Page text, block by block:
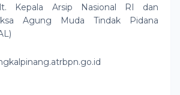
Kepala Arsip Nasional RI dan
Agung Muda Tindak Pidana